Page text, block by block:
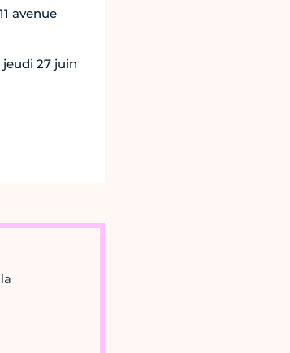
avenue
27 juin